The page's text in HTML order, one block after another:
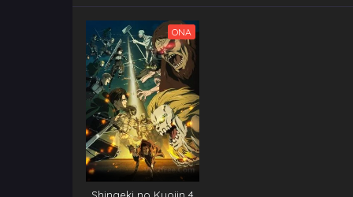
ONA
Shingeki no Kyojin 4